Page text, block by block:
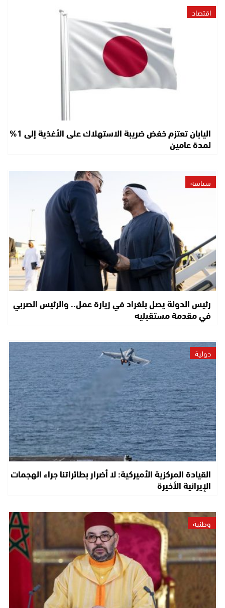
اقتصاد
اليابان تعتزم خفض ضريبة الاستهلاك على الأغذية إلى 1%
لمدة عامين
سياسة
رئيس الدولة يصل بلغراد في زيارة عمل.. والرئيس الصربي
في مقدمة مستقبليه
دولية
القيادة المركزية الأميركية: لا أضرار بطائراتنا جراء الهجمات
الإيرانية الأخيرة
وطنية